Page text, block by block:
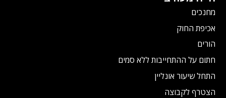
מחנכים
אכיפת החוק
הורים
חתום על ההתחייבות ללא סמים
התחל שיעור אונליין
הצטרף לקבוצה